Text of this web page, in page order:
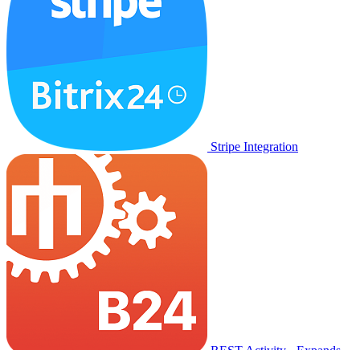
Stripe Integration